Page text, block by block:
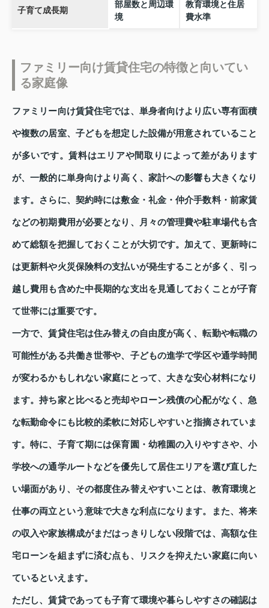
子育て成長期
部屋数と周辺環
境
教育環境と住居
費水準
ファミリー向け賃貸住宅の特徴と向いてい
る家庭像
ファミリー向け賃貸住宅では、単身者向けより広い専有面積
や複数の居室、子どもを想定した設備が用意されていること
が多いです。賃料はエリアや間取りによって差があります
が、一般的に単身向けより高く、家計への影響も大きくなり
ます。さらに、契約時には敷金・礼金・仲介手数料・前家賃
などの初期費用が必要となり、月々の管理費や駐車場代も含
めて総額を把握しておくことが大切です。加えて、更新時に
は更新料や火災保険料の支払いが発生することが多く、引っ
越し費用も含めた中長期的な支出を見通しておくことが子育
て世帯には重要です。
一方で、賃貸住宅は住み替えの自由度が高く、転勤や転職の
可能性がある共働き世帯や、子どもの進学で学区や通学時間
が変わるかもしれない家庭にとって、大きな安心材料になり
ます。持ち家と比べると売却やローン残債の心配がなく、急
な転勤命令にも比較的柔軟に対応しやすいと指摘されていま
す。特に、子育て期には保育園・幼稚園の入りやすさや、小
学校への通学ルートなどを優先して居住エリアを選び直した
い場面があり、その都度住み替えやすいことは、教育環境と
仕事の両立という意味で大きな利点になります。また、将来
の収入や家族構成がまだはっきりしない段階では、高額な住
宅ローンを組まずに済む点も、リスクを抑えたい家庭に向い
ているといえます。
ただし、賃貸であっても子育て環境や暮らしやすさの確認は